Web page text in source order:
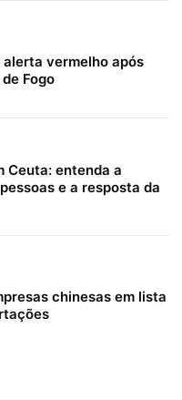
vermelho após
Fogo
Ceuta: entenda a
e a resposta da
chinesas em lista